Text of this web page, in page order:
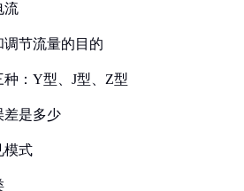
流
节流量的目的
：Y型、J型、Z型
差是多少
模式